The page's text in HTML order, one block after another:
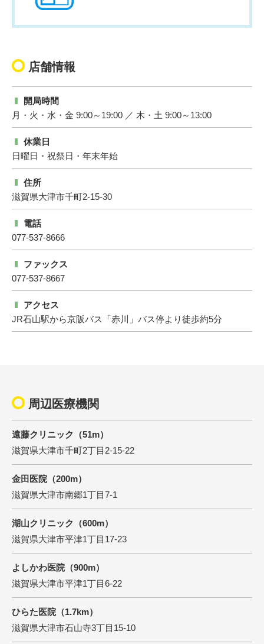
店舗情報
開局時間
月・火・水・金 9:00～19:00 ／ 木・土 9:00～13:00
休業日
日曜日・祝祭日・年末年始
住所
滋賀県大津市千町2-15-30
電話
077-537-8666
ファックス
077-537-8667
アクセス
JR石山駅から京阪バス「赤川」バス停より徒歩約5分
周辺医療機関
遠藤クリニック（51m）
滋賀県大津市千町2丁目2-15-22
金田医院（200m）
滋賀県大津市南郷1丁目7-1
湖山クリニック（600m）
滋賀県大津市平津1丁目17-23
よしかわ医院（900m）
滋賀県大津市平津1丁目6-22
ひらた医院（1.7km）
滋賀県大津市石山寺3丁目15-10